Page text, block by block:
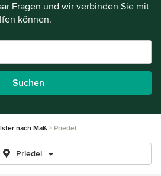
Fragen und wir verbinden Sie mit
können.
Suchen
nach Maß Priedel
Priedel